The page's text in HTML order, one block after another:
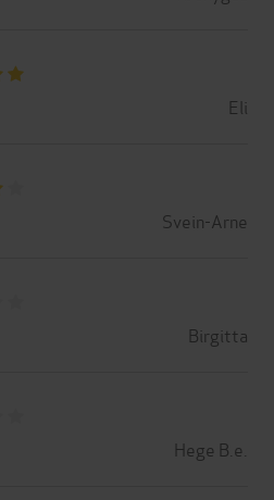
Eli
Svein-Arne
Birgitta
Hege B.e.